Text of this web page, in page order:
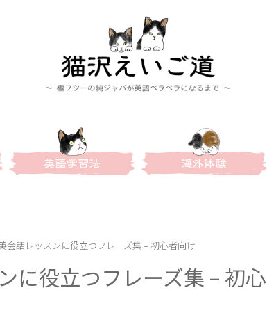
会話レッスンに役立つフレーズ集 – 初心者向け
に役立つフレーズ集 – 初心